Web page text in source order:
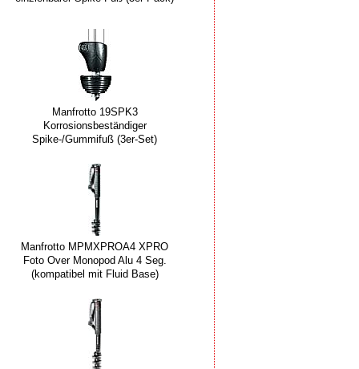
Manfrotto 19SPK3
Korrosionsbeständiger
Spike-/Gummifuß (3er-Set)
Manfrotto MPMXPROA4 XPRO
Foto Over Monopod Alu 4 Seg.
(kompatibel mit Fluid Base)